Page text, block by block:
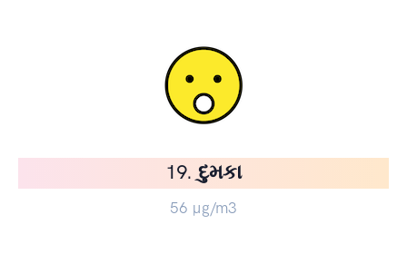
19. દુમકા
56 µg/m3